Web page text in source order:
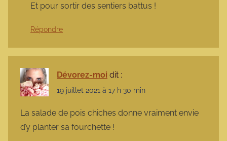
Et pour sortir des sentiers battus !
Répondre
Dévorez-moi dit :
19 juillet 2021 à 17 h 30 min
La salade de pois chiches donne vraiment envie
d’y planter sa fourchette !